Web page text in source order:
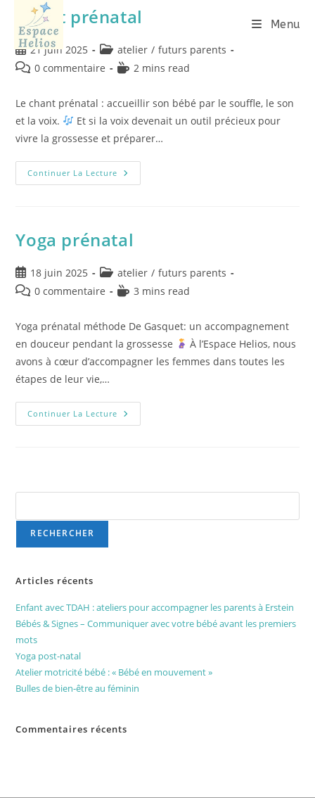
Menu
Chant prénatal
21 juin 2025 atelier / futurs parents
0 commentaire
2 mins read
Le chant prénatal : accueillir son bébé par le souffle, le son
et la voix.
Et si la voix devenait un outil précieux pour
vivre la grossesse et préparer…
Continuer La Lecture
Yoga prénatal
18 juin 2025 atelier / futurs parents
0 commentaire
3 mins read
Yoga prénatal méthode De Gasquet: un accompagnement
en douceur pendant la grossesse
À l’Espace Helios, nous
avons à cœur d’accompagner les femmes dans toutes les
étapes de leur vie,…
Continuer La Lecture
RECHERCHER
Articles récents
Enfant avec TDAH : ateliers pour accompagner les parents à Erstein
Bébés & Signes – Communiquer avec votre bébé avant les premiers
mots
Yoga post-natal
Atelier motricité bébé : « Bébé en mouvement »
Bulles de bien-être au féminin
Commentaires récents